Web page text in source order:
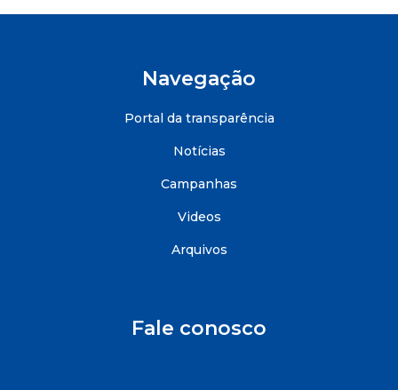
Navegação
Portal da transparência
Notícias
Campanhas
Videos
Arquivos
Fale conosco